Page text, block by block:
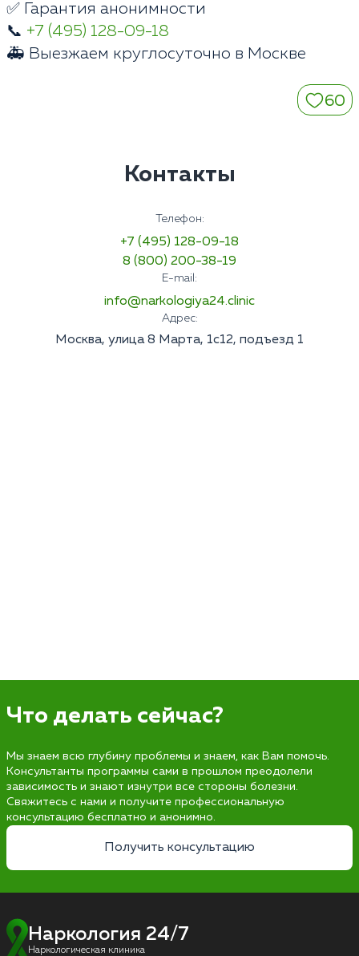
✅ Гарантия анонимности
📞 +7 (495) 128-09-18
🚑 Выезжаем круглосуточно в Москве
60
Контакты
Телефон:
+7 (495) 128-09-18
8 (800) 200-38-19
E-mail:
info@narkologiya24.clinic
Адрес:
Москва, улица 8 Марта, 1с12, подъезд 1
Что делать сейчас?
Мы знаем всю глубину проблемы и знаем, как Вам помочь.
Консультанты программы сами в прошлом преодолели
зависимость и знают изнутри все стороны болезни.
Свяжитесь с нами и получите профессиональную
консультацию бесплатно и анонимно.
Получить консультацию
Наркология 24/7
Наркологическая клиника